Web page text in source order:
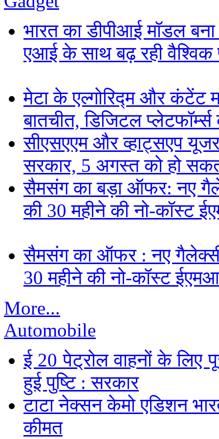
भारत का डीपीआई मॉडल
एआई के साथ बढ़ रही वैश्विक
मेटा के एल्गोरिद्म और कंटेंट
बातचीत, डिजिटल प्लेटफॉर्म्स
सीएसएएम और व्हाट्सएप
सरकार, 5 अगस्त को हो
सैमसंग का बड़ा ऑफर: नए
की 30 महीने की नो-कॉस्ट
सैमसंग का ऑफर : नए
30 महीने की नो-कॉस्ट
More...
Automobile
ई 20 पेट्रोल वाहनों के लिए
हुई पुष्टि : सरकार
टाटा नेक्सन केमो एडिशन
कीमत